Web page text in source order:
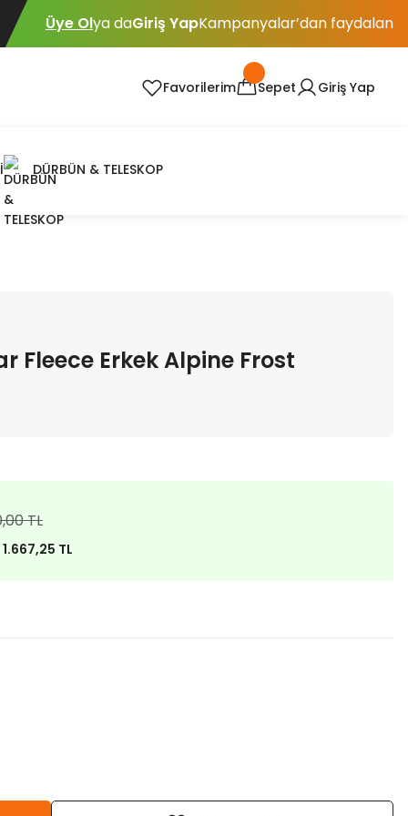
Üye Olya daGiriş YapKampanyalar’dan faydalan
Favorilerim Sepet Giriş Yap
DÜRBÜN & TELESKOP
Fleece Erkek Alpine Frost
TL
1.667,25 TL